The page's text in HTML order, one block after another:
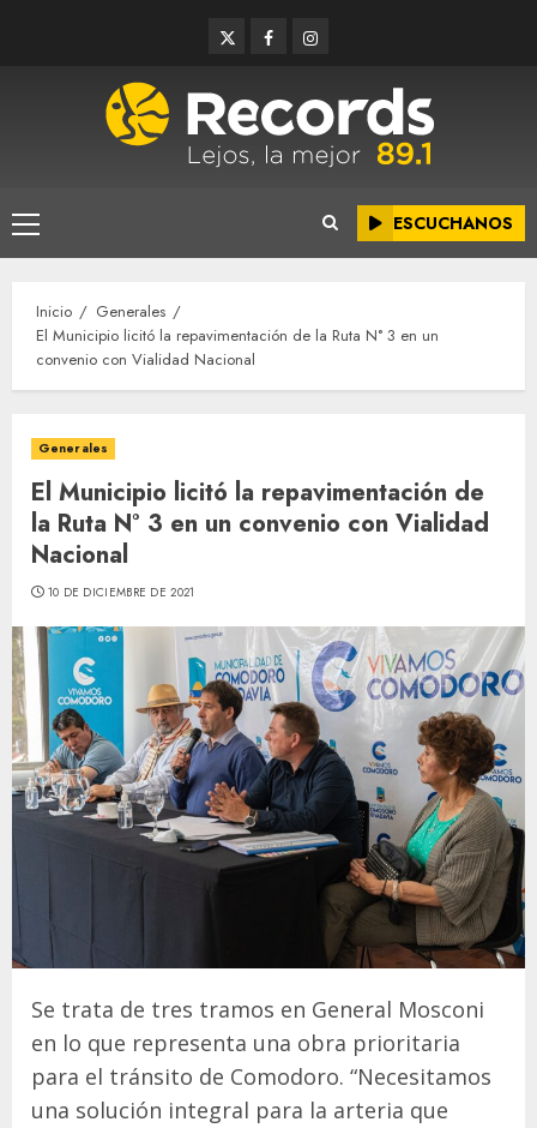
TwitterFacebookInstagram
Menú
principal
ESCUCHANOS
Inicio
Generales
El Municipio licitó la repavimentación de la Ruta N° 3 en un
convenio con Vialidad Nacional
Generales
El Municipio licitó la repavimentación de
la Ruta N° 3 en un convenio con Vialidad
Nacional
10 DE DICIEMBRE DE 2021
Se trata de tres tramos en General Mosconi
en lo que representa una obra prioritaria
para el tránsito de Comodoro. “Necesitamos
una solución integral para la arteria que